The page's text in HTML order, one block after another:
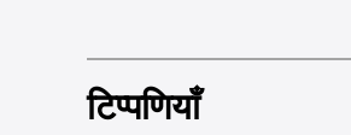
टिप्पणियाँ